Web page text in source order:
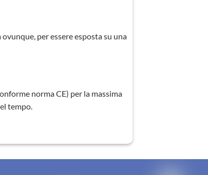
per essere esposta su una
norma CE) per la massima
tempo.